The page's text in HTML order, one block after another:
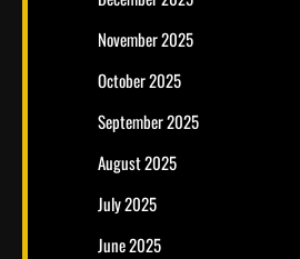
November 2025
October 2025
September 2025
August 2025
July 2025
June 2025